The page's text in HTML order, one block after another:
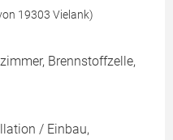
19303 Vielank)
Brennstoffzelle,
/ Einbau,